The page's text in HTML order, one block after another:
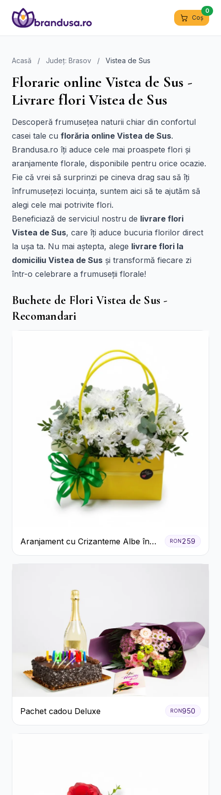
Coș
0
Acasă / Județ: Brasov / Vistea de Sus
Florarie online Vistea de Sus -
Livrare flori Vistea de Sus
Descoperă frumusețea naturii chiar din confortul
casei tale cu florăria online Vistea de Sus.
Brandusa.ro îți aduce cele mai proaspete flori și
aranjamente florale, disponibile pentru orice ocazie.
Fie că vrei să surprinzi pe cineva drag sau să îți
înfrumusețezi locuința, suntem aici să te ajutăm să
alegi cele mai potrivite flori.
Beneficiază de serviciul nostru de livrare flori
Vistea de Sus, care îți aduce bucuria florilor direct
la ușa ta. Nu mai aștepta, alege livrare flori la
domiciliu Vistea de Sus și transformă fiecare zi
într-o celebrare a frumuseții florale!
Buchete de Flori Vistea de Sus -
Recomandari
Aranjament cu Crizanteme Albe în
Cutie Galbenă
RON259
Pachet cadou Deluxe RON950